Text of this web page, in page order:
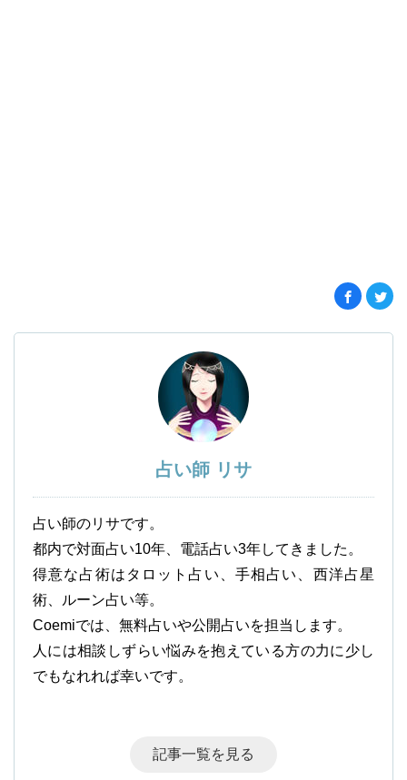
占い師 リサ
占い師のリサです。
都内で対面占い10年、電話占い3年してきました。
得意な占術はタロット占い、手相占い、西洋占星
術、ルーン占い等。
Coemiでは、無料占いや公開占いを担当します。
人には相談しずらい悩みを抱えている方の力に少し
でもなれれば幸いです。
記事一覧を見る